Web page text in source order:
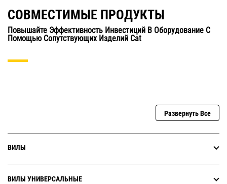
СОВМЕСТИМЫЕ ПРОДУКТЫ
Повышайте Эффективность Инвестиций В Оборудование С
Помощью Сопутствующих Изделий Cat
Развернуть Все
ВИЛЫ
ВИЛЫ УНИВЕРСАЛЬНЫЕ